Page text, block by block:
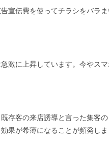
宣伝費を使ってチラシをバラ
激に上昇しています。今やス
存客の来店誘導と言った集客
果が希薄になることが頻発しま